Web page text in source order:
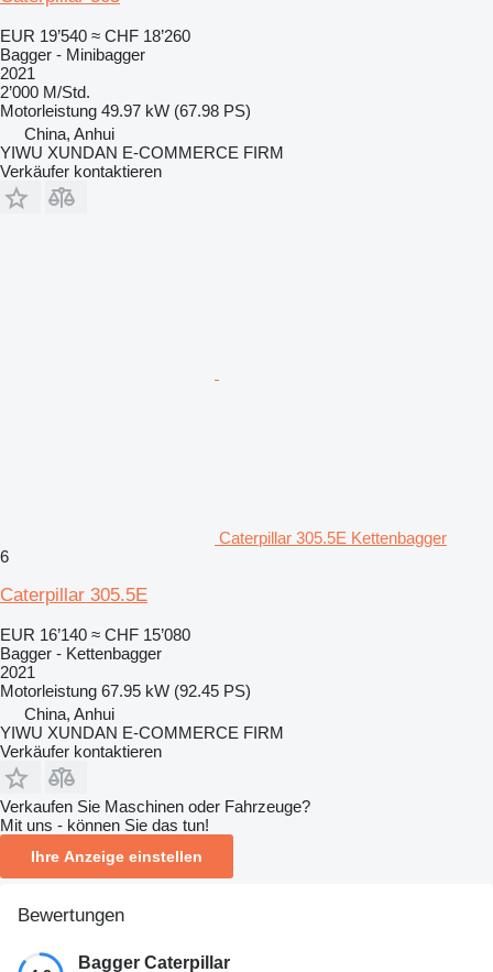
EUR 19’540 ≈ CHF 18’260
Bagger - Minibagger
2021
2’000 M/Std.
Motorleistung 49.97 kW (67.98 PS)
China, Anhui
YIWU XUNDAN E-COMMERCE FIRM
Verkäufer kontaktieren
Caterpillar 305.5E Kettenbagger
6
Caterpillar 305.5E
EUR 16’140 ≈ CHF 15’080
Bagger - Kettenbagger
2021
Motorleistung 67.95 kW (92.45 PS)
China, Anhui
YIWU XUNDAN E-COMMERCE FIRM
Verkäufer kontaktieren
Verkaufen Sie Maschinen oder Fahrzeuge?
Mit uns - können Sie das tun!
Ihre Anzeige einstellen
Bewertungen
Bagger Caterpillar